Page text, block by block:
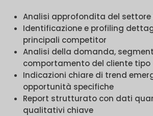
Analisi approfondita del settore
Identificazione e profiling
principali competitor
Analisi della domanda,
comportamento del cliente tipo
Indicazioni chiare di trend
opportunità specifiche
Report strutturato con dati
qualitativi chiave